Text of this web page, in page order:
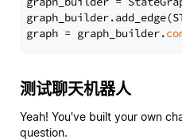
graph = graph_builder.
测试聊天机器人
Yeah! You've built your own
question.